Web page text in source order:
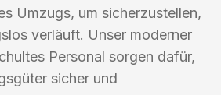
Umzugs, um sicherzustellen,
verläuft. Unser moderner
Personal sorgen dafür,
sicher und